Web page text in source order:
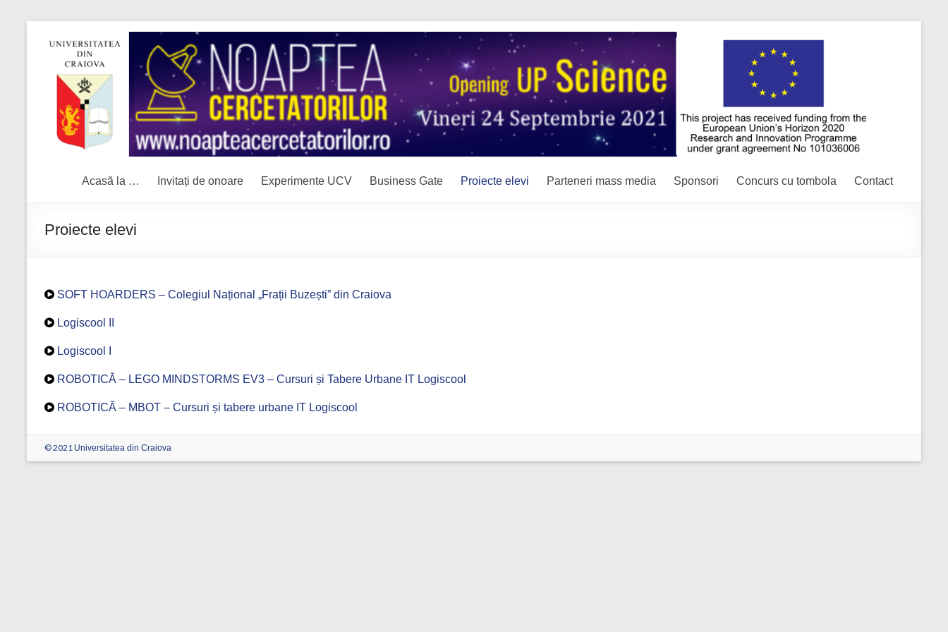
Noaptea
cercetatorilor
Acasă la … Invitați de onoare Experimente UCV Business Gate Proiecte elevi Parteneri mass media Sponsori Concurs cu tombola Contact
Proiecte elevi
SOFT HOARDERS – Colegiul Național „Frații Buzești” din Craiova
Logiscool II
Logiscool I
ROBOTICĂ – LEGO MINDSTORMS EV3 – Cursuri și Tabere Urbane IT Logiscool
ROBOTICĂ – MBOT – Cursuri și tabere urbane IT Logiscool
© 2021 Universitatea din Craiova